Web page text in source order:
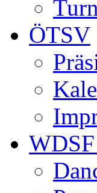
ÖTSV